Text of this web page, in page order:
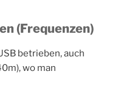
(Frequenzen)
betrieben, auch
wo man